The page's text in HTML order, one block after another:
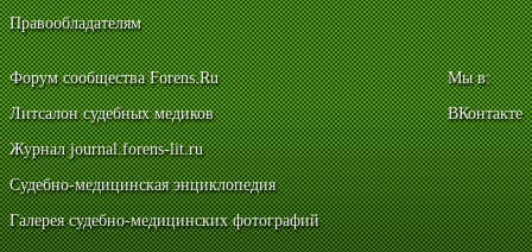
Правообладателям
Форум сообщества Forens.Ru
Литсалон судебных медиков
Журнал journal.forens-lit.ru
Судебно-медицинская энциклопедия
Галерея судебно-медицинских фотографий
Мы в:
ВКонтакте